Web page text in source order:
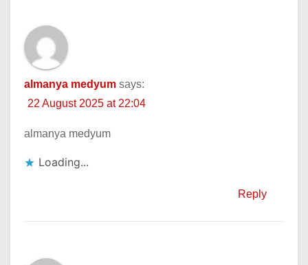
almanya medyum says:
22 August 2025 at 22:04
almanya medyum
Loading...
Reply